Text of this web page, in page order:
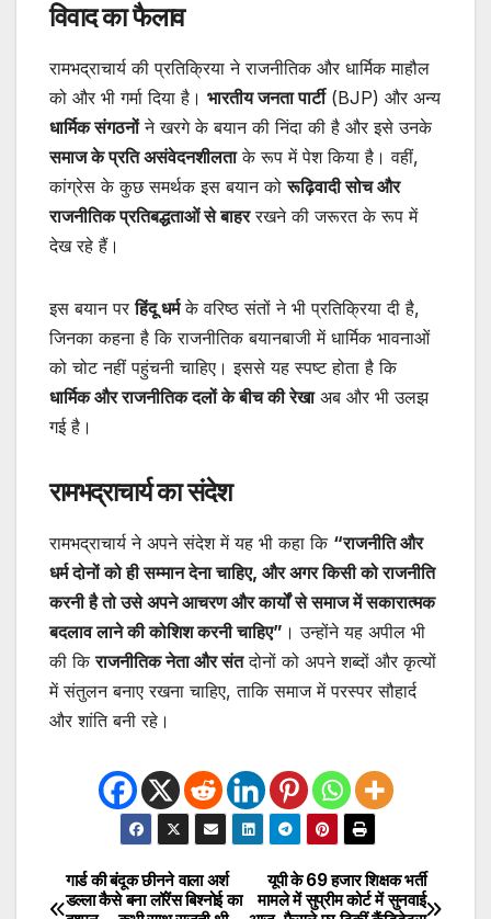
विवाद का फैलाव
रामभद्राचार्य की प्रतिक्रिया ने राजनीतिक और धार्मिक माहौल
को और भी गर्मा दिया है। भारतीय जनता पार्टी(BJP) और अन्य
धार्मिक संगठनोंने खरगे के बयान की निंदा की है और इसे उनके
समाज के प्रति असंवेदनशीलताके रूप में पेश किया है। वहीं,
कांग्रेस के कुछ समर्थक इस बयान कोरूढ़िवादी सोच और
राजनीतिक प्रतिबद्धताओं से बाहररखने की जरूरत के रूप में
देख रहे हैं।
इस बयान परहिंदू धर्मके वरिष्ठ संतों ने भी प्रतिक्रिया दी है,
जिनका कहना है कि राजनीतिक बयानबाजी में धार्मिक भावनाओं
को चोट नहीं पहुंचनी चाहिए। इससे यह स्पष्ट होता है कि
धार्मिक और राजनीतिक दलों के बीच की रेखाअब और भी उलझ
गई है।
रामभद्राचार्य का संदेश
रामभद्राचार्य ने अपने संदेश में यह भी कहा कि “राजनीति और
धर्म दोनों को ही सम्मान देना चाहिए, और अगर किसी को राजनीति
करनी है तो उसे अपने आचरण और कार्यों से समाज में सकारात्मक
बदलाव लाने की कोशिश करनी चाहिए” । उन्होंने यह अपील भी
की किराजनीतिक नेता और संतदोनों को अपने शब्दों और कृत्यों
में संतुलन बनाए रखना चाहिए, ताकि समाज में परस्पर सौहार्द
और शांति बनी रहे।
Post
यूपी के 69 हजार शिक्षक भर्ती
मामले में सुप्रीम कोर्ट में सुनवाई
गार्ड की बंदूक छीनने वाला अर्श
डल्ला कैसे बना लॉरेंस बिश्नोई का